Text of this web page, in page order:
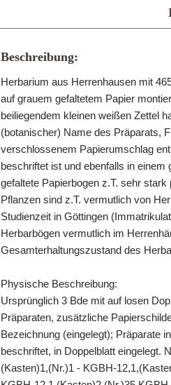
Beschreibung:
Herbarium aus Herrenhausen mit
auf grauem gefaltetem Papier
beiliegendem kleinen weißen Zettel
(botanischer) Name des Präparats,
verschlossenem Papierumschlag
beschriftet ist und ebenfalls in einem
gefaltete Papierbogen z.T. sehr
Pflanzen sind z.T. vermutlich von
Studienzeit in Göttingen
Herbarbögen vermutlich im
Gesamterhaltungszustand des
Physische Beschreibung:
Ursprünglich 3 Bde mit auf losen
Präparaten, zusätzliche
Bezeichnung (eingelegt); Präparate
beschriftet, in Doppelblatt eingelegt.
(Kasten)1,(Nr.)1 - KGBH-